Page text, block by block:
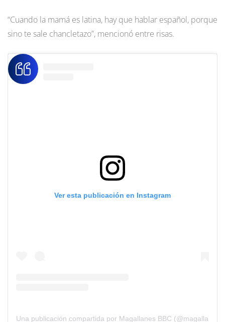
“Cuando la mamá es latina, hay que hablar español, porque
sino te sale chancletazo”, mencionó entre risas.
Ver esta publicación en Instagram
Una publicación compartida por Magallanes BBC